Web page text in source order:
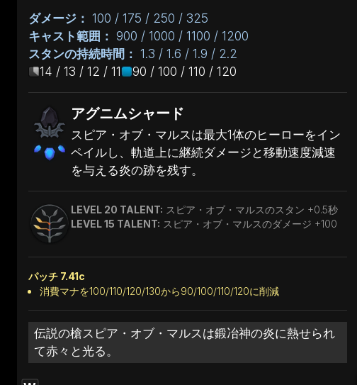
ダメージ： 100 / 175 / 250 / 325
キャスト範囲： 900 / 1000 / 1100 / 1200
スタンの持続時間： 1.3 / 1.6 / 1.9 / 2.2
14 / 13 / 12 / 11
90 / 100 / 110 / 120
アグニムシャード
スピア・オブ・マルスは最大1体のヒーローをイン
ペイルし、軌道上に継続ダメージと移動速度減速
を与える炎の跡を残す。
LEVEL 20 TALENT: スピア・オブ・マルスのスタン +0.5秒
LEVEL 15 TALENT: スピア・オブ・マルスのダメージ +100
パッチ 7.41c
消費マナを100/110/120/130から90/100/110/120に削減
伝説の槍スピア・オブ・マルスは鍛冶神の炎に熱せられ
て赤々と光る。